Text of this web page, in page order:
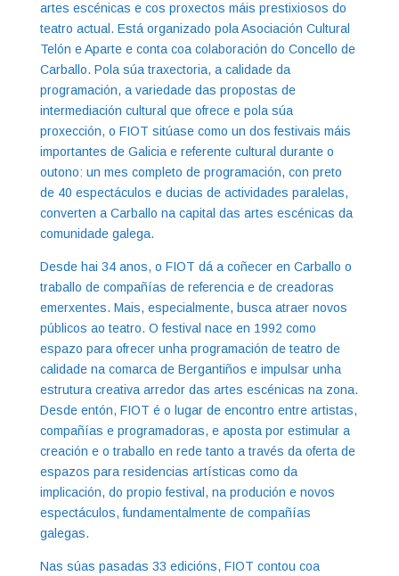
artes escénicas e cos proxectos máis prestixiosos do
teatro actual. Está organizado pola Asociación Cultural
Telón e Aparte e conta coa colaboración do Concello de
Carballo. Pola súa traxectoria, a calidade da
programación, a variedade das propostas de
intermediación cultural que ofrece e pola súa
proxección, o FIOT sitúase como un dos festivais máis
importantes de Galicia e referente cultural durante o
outono: un mes completo de programación, con preto
de 40 espectáculos e ducias de actividades paralelas,
converten a Carballo na capital das artes escénicas da
comunidade galega.
Desde hai 34 anos, o FIOT dá a coñecer en Carballo o
traballo de compañías de referencia e de creadoras
emerxentes. Mais, especialmente, busca atraer novos
públicos ao teatro. O festival nace en 1992 como
espazo para ofrecer unha programación de teatro de
calidade na comarca de Bergantiños e impulsar unha
estrutura creativa arredor das artes escénicas na zona.
Desde entón, FIOT é o lugar de encontro entre artistas,
compañías e programadoras, e aposta por estimular a
creación e o traballo en rede tanto a través da oferta de
espazos para residencias artísticas como da
implicación, do propio festival, na produción e novos
espectáculos, fundamentalmente de compañías
galegas.
Nas súas pasadas 33 edicións, FIOT contou coa